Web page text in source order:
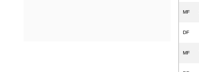
MF
DF
MF